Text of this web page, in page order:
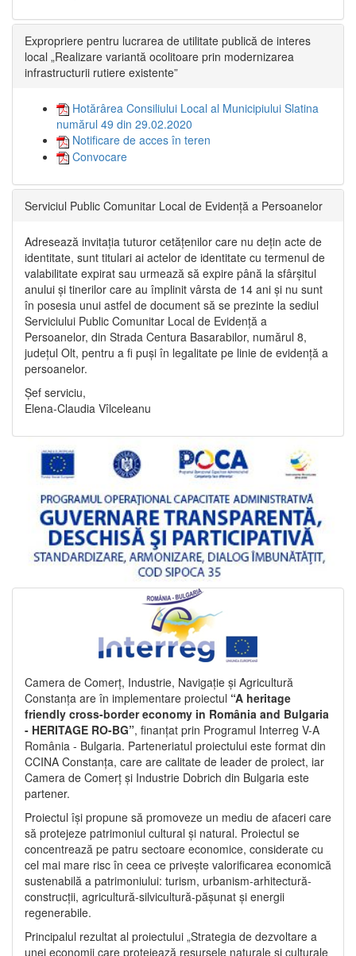
Expropriere pentru lucrarea de utilitate publică de interes
local „Realizare variantă ocolitoare prin modernizarea
infrastructurii rutiere existente”
Hotărârea Consiliului Local al Municipiului Slatina
numărul 49 din 29.02.2020
Notificare de acces în teren
Convocare
Serviciul Public Comunitar Local de Evidență a Persoanelor
Adresează invitația tuturor cetățenilor care nu dețin acte de
identitate, sunt titulari ai actelor de identitate cu termenul de
valabilitate expirat sau urmează să expire până la sfârșitul
anului și tinerilor care au împlinit vârsta de 14 ani și nu sunt
în posesia unui astfel de document să se prezinte la sediul
Serviciului Public Comunitar Local de Evidență a
Persoanelor, din Strada Centura Basarabilor, numărul 8,
județul Olt, pentru a fi puși în legalitate pe linie de evidență a
persoanelor.
Șef serviciu,
Elena-Claudia Vîlceleanu
Camera de Comerț, Industrie, Navigație și Agricultură
Constanța are în implementare proiectul “A heritage
friendly cross-border economy in România and Bulgaria
- HERITAGE RO-BG”, finanțat prin Programul Interreg V-A
România - Bulgaria. Parteneriatul proiectului este format din
CCINA Constanța, care are calitate de leader de proiect, iar
Camera de Comerț și Industrie Dobrich din Bulgaria este
partener.
Proiectul își propune să promoveze un mediu de afaceri care
să protejeze patrimoniul cultural și natural. Proiectul se
concentrează pe patru sectoare economice, considerate cu
cel mai mare risc în ceea ce privește valorificarea economică
sustenabilă a patrimoniului: turism, urbanism-arhitectură-
construcții, agricultură-silvicultură-pășunat și energii
regenerabile.
Principalul rezultat al proiectului „Strategia de dezvoltare a
unei economii care protejează resursele naturale și culturale